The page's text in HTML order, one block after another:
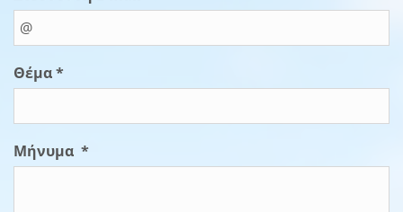
Θέμα *
Μήνυμα *